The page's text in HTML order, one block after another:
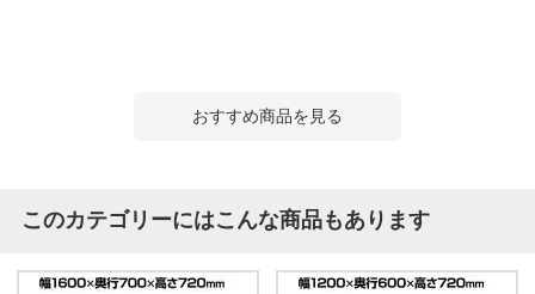
おすすめ商品を見る
このカテゴリーにはこんな商品もあります